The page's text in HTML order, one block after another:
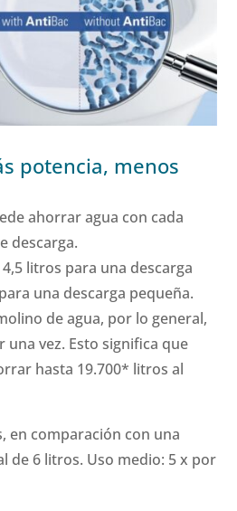
potencia, menos
ahorrar agua con cada
descarga.
litros para una descarga
una descarga pequeña.
de agua, por lo general,
una vez. Esto significa que
hasta 19.700* litros al
en comparación con una
de 6 litros. Uso medio: 5 x por